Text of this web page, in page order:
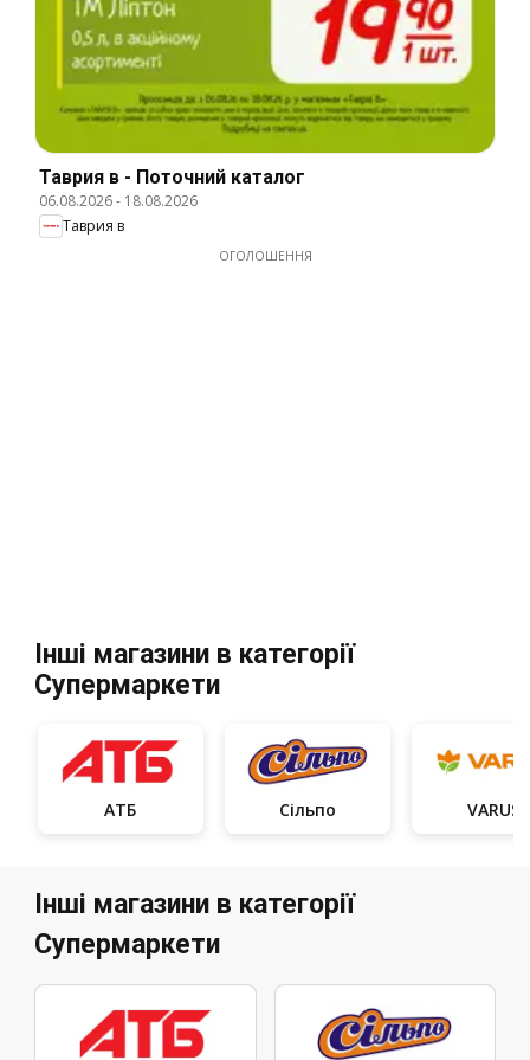
Таврия в - Поточний каталог
06.08.2026- 18.08.2026
Таврия в
ОГОЛОШЕННЯ
Інші магазини в категорії
Супермаркети
АТБ Сільпо VARUS
Інші магазини в категорії
Супермаркети